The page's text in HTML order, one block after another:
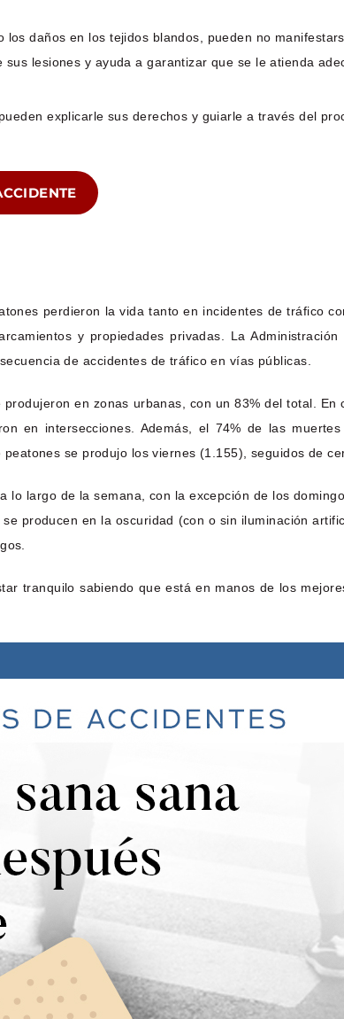
daños en los tejidos blandos, pueden no
lesiones y ayuda a garantizar que se le atienda
explicarle sus derechos y guiarle a través del
perdieron la vida tanto en incidentes de tráfico
y propiedades privadas. La
de accidentes de tráfico en vías públicas.
en zonas urbanas, con un 83% del total. En
en intersecciones. Además, el 74% de las
se produjo los viernes (1.155), seguidos de
largo de la semana, con la excepción de los
producen en la oscuridad (con o sin iluminación
tranquilo sabiendo que está en manos de los